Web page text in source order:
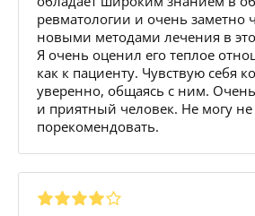
ревматологии и очень заметно
новыми методами лечения в
Я очень оценил его теплое
как к пациенту. Чувствую себя
уверенно, общаясь с ним.
и приятный человек. Не могу не
порекомендовать.